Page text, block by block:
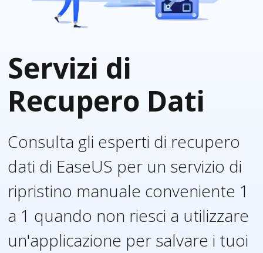
Servizi di
Recupero Dati
Consulta gli esperti di recupero
dati di EaseUS per un servizio di
ripristino manuale conveniente 1
a 1 quando non riesci a utilizzare
un'applicazione per salvare i tuoi